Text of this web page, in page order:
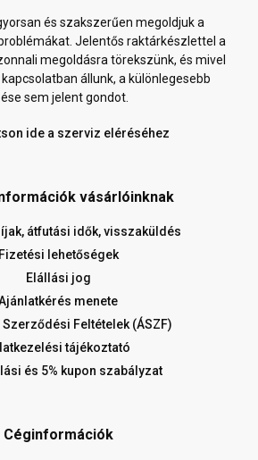
és szakszerűen megoldjuk a
Jelentős raktárkészlettel a
megoldásra törekszünk, és mivel
állunk, a különlegesebb
sem jelent gondot.
ide a szerviz eléréséhez
vásárlóinknak
átfutási idők, visszaküldés
Fizetési lehetőségek
Elállási jog
menete
Feltételek (ÁSZF)
tájékoztató
és 5% kupon szabályzat
Céginformációk